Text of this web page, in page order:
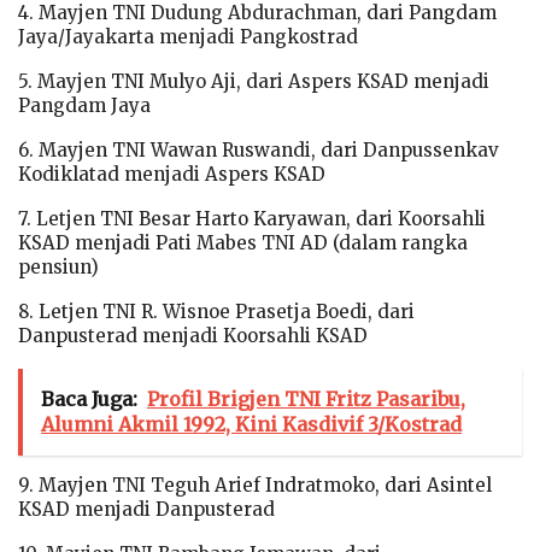
4. Mayjen TNI Dudung Abdurachman, dari Pangdam
Jaya/Jayakarta menjadi Pangkostrad
5. Mayjen TNI Mulyo Aji, dari Aspers KSAD menjadi
Pangdam Jaya
6. Mayjen TNI Wawan Ruswandi, dari Danpussenkav
Kodiklatad menjadi Aspers KSAD
7. Letjen TNI Besar Harto Karyawan, dari Koorsahli
KSAD menjadi Pati Mabes TNI AD (dalam rangka
pensiun)
8. Letjen TNI R. Wisnoe Prasetja Boedi, dari
Danpusterad menjadi Koorsahli KSAD
Baca Juga: Profil Brigjen TNI Fritz Pasaribu,
Alumni Akmil 1992, Kini Kasdivif 3/Kostrad
9. Mayjen TNI Teguh Arief Indratmoko, dari Asintel
KSAD menjadi Danpusterad